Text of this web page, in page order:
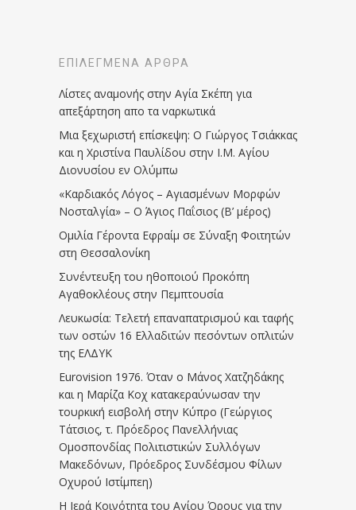
ΕΠΙΛΕΓΜΈΝΑ ΆΡΘΡΑ
Λίστες αναμονής στην Αγία Σκέπη για
απεξάρτηση απο τα ναρκωτικά
Μια ξεχωριστή επίσκεψη: Ο Γιώργος Τσιάκκας
και η Χριστίνα Παυλίδου στην Ι.Μ. Αγίου
Διονυσίου εν Ολύμπω
«Καρδιακός Λόγος – Αγιασμένων Μορφών
Νοσταλγία» – Ο Άγιος Παΐσιος (Β’ μέρος)
Ομιλία Γέροντα Εφραίμ σε Σύναξη Φοιτητών
στη Θεσσαλονίκη
Συνέντευξη του ηθοποιού Προκόπη
Αγαθοκλέους στην Πεμπτουσία
Λευκωσία: Τελετή επαναπατρισμού και ταφής
των οστών 16 Ελλαδιτών πεσόντων οπλιτών
της ΕΛΔΥΚ
Eurovision 1976. Όταν ο Μάνος Χατζηδάκης
και η Μαρίζα Κοχ κατακεραύνωσαν την
τουρκική εισβολή στην Κύπρο (Γεώργιος
Τάτσιος, τ. Πρόεδρος Πανελλήνιας
Ομοσπονδίας Πολιτιστικών Συλλόγων
Μακεδόνων, Πρόεδρος Συνδέσμου Φίλων
Οχυρού Ιστίμπεη)
Η Ιερά Κοινότητα του Αγίου Όρους για την